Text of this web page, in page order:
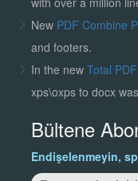
New PDF Combine
and footers.
In the new Total
xps\oxps to docx
Bültene
Endişelenmeyin,